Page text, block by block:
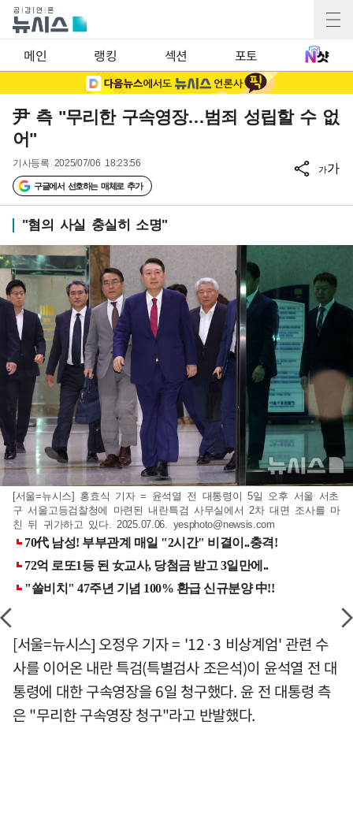
메인 랭킹 섹션 포토
尹 측 "무리한 구속영장…범죄 성립할 수 없
어"
기사등록 2025/07/06 18:23:56
구글에서 선호하는 매체로 추가
가가
"혐의 사실 충실히 소명"
[서울=뉴시스] 홍효식 기자 = 윤석열 전 대통령이 5일 오후 서울 서초
구 서울고등검찰청에 마련된 내란특검 사무실에서 2차 대면 조사를 마
친 뒤 귀가하고 있다. 2025.07.06. yesphoto@newsis.com
[서울=뉴시스] 오정우 기자 = '12·3 비상계엄' 관련 수
사를 이어온 내란 특검(특별검사 조은석)이 윤석열 전 대
통령에 대한 구속영장을 6일 청구했다. 윤 전 대통령 측
은 "무리한 구속영장 청구"라고 반발했다.